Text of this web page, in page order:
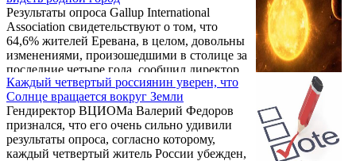
Новости.
Результаты опроса Gallup International
Association свидетельствуют о том, что
64,6% жителей Еревана, в целом, довольны
изменениями, произошедшими в столице за
последние четыре года, сообщил директор
армянского представительства Gallup
International Association Арам Навасардян.
Каждый четвертый россиянин уверен, что
Солнце вращается вокруг Земли
Гендиректор ВЦИОМа Валерий Федоров
признался, что его очень сильно удивили
результаты опроса, согласно которому,
каждый четвертый житель России убежден,